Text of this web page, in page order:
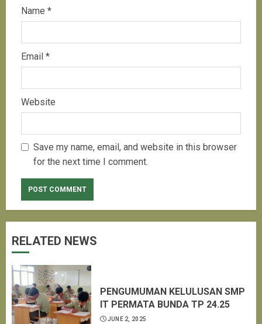
Name *
Email *
Website
Save my name, email, and website in this browser
for the next time I comment.
RELATED NEWS
PENGUMUMAN KELULUSAN SMP
IT PERMATA BUNDA TP 24.25
JUNE 2, 2025